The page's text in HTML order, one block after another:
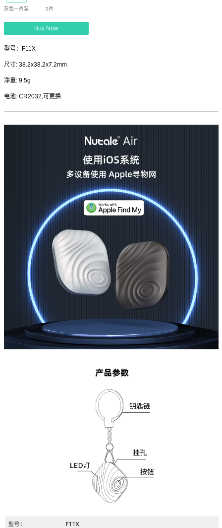
灰色一片装 2片
Buy Now
型号：F11X
尺寸: 38.2x38.2x7.2mm
净重: 9.5g
电池: CR2032,可更换